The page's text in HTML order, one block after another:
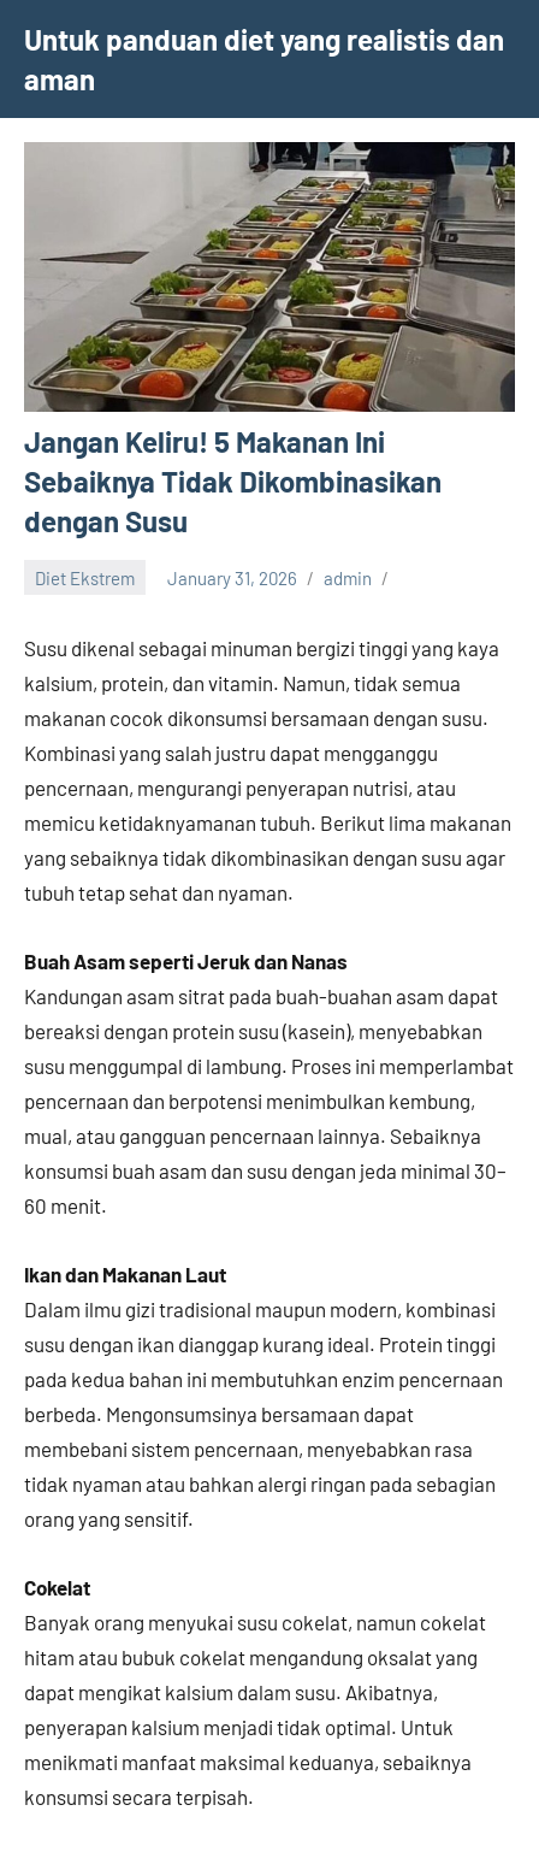
content
Untuk panduan diet yang realistis dan
aman
Jangan Keliru! 5 Makanan Ini
Sebaiknya Tidak Dikombinasikan
dengan Susu
Diet Ekstrem January 31, 2026 admin
Susu dikenal sebagai minuman bergizi tinggi yang kaya
kalsium, protein, dan vitamin. Namun, tidak semua
makanan cocok dikonsumsi bersamaan dengan susu.
Kombinasi yang salah justru dapat mengganggu
pencernaan, mengurangi penyerapan nutrisi, atau
memicu ketidaknyamanan tubuh. Berikut lima makanan
yang sebaiknya tidak dikombinasikan dengan susu agar
tubuh tetap sehat dan nyaman.
Buah Asam seperti Jeruk dan Nanas
Kandungan asam sitrat pada buah-buahan asam dapat
bereaksi dengan protein susu (kasein), menyebabkan
susu menggumpal di lambung. Proses ini memperlambat
pencernaan dan berpotensi menimbulkan kembung,
mual, atau gangguan pencernaan lainnya. Sebaiknya
konsumsi buah asam dan susu dengan jeda minimal 30–
60 menit.
Ikan dan Makanan Laut
Dalam ilmu gizi tradisional maupun modern, kombinasi
susu dengan ikan dianggap kurang ideal. Protein tinggi
pada kedua bahan ini membutuhkan enzim pencernaan
berbeda. Mengonsumsinya bersamaan dapat
membebani sistem pencernaan, menyebabkan rasa
tidak nyaman atau bahkan alergi ringan pada sebagian
orang yang sensitif.
Cokelat
Banyak orang menyukai susu cokelat, namun cokelat
hitam atau bubuk cokelat mengandung oksalat yang
dapat mengikat kalsium dalam susu. Akibatnya,
penyerapan kalsium menjadi tidak optimal. Untuk
menikmati manfaat maksimal keduanya, sebaiknya
konsumsi secara terpisah.